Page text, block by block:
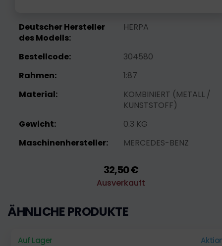
Deutscher Hersteller
des Modells:
HERPA
Bestellcode:
304580
Rahmen:
1:87
Material:
KOMBINIERT (METALL /
KUNSTSTOFF)
Gewicht:
0.3 KG
Maschinenhersteller:
MERCEDES-BENZ
32,50 €
Ausverkauft
ÄHNLICHE PRODUKTE
Auf Lager